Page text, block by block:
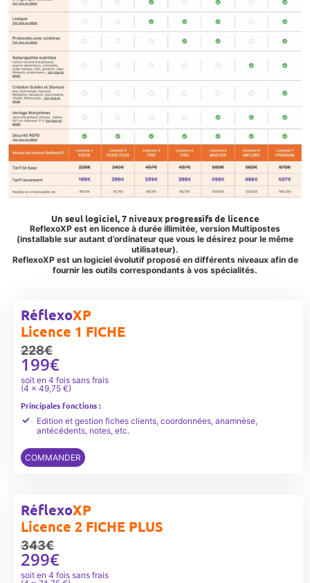
Un seul logiciel, 7 niveaux progressifs de licence
ReflexoXP est en licence à durée illimitée, version Multipostes
(installable sur autant d’ordinateur que vous le désirez pour le même
utilisateur).
ReflexoXP est un logiciel évolutif proposé en différents niveaux afin de
fournir les outils correspondants à vos spécialités.
RéflexoXP
Licence 1 FICHE
228€
199€
soit en 4 fois sans frais
(4 x 49,75 €)
Principales fonctions :
Edition et gestion fiches clients, coordonnées, anamnèse,
antécédents, notes, etc.
COMMANDER
RéflexoXP
Licence 2 FICHE PLUS
343€
299€
soit en 4 fois sans frais